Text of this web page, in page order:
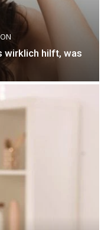
wirklich hilft, was